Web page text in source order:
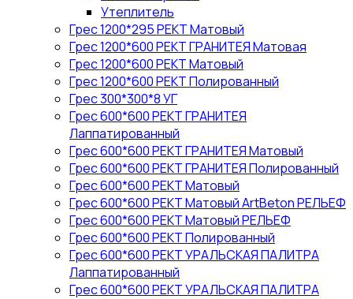
Утеплитель
Грес 1200*295 РЕКТ Матовый
Грес 1200*600 РЕКТ ГРАНИТЕЯ Матовая
Грес 1200*600 РЕКТ Матовый
Грес 1200*600 РЕКТ Полированный
Грес 300*300*8 УГ
Грес 600*600 РЕКТ ГРАНИТЕЯ
Лаппатированный
Грес 600*600 РЕКТ ГРАНИТЕЯ Матовый
Грес 600*600 РЕКТ ГРАНИТЕЯ Полированный
Грес 600*600 РЕКТ Матовый
Грес 600*600 РЕКТ Матовый ArtBeton РЕЛЬЕФ
Грес 600*600 РЕКТ Матовый РЕЛЬЕФ
Грес 600*600 РЕКТ Полированный
Грес 600*600 РЕКТ УРАЛЬСКАЯ ПАЛИТРА
Лаппатированный
Грес 600*600 РЕКТ УРАЛЬСКАЯ ПАЛИТРА